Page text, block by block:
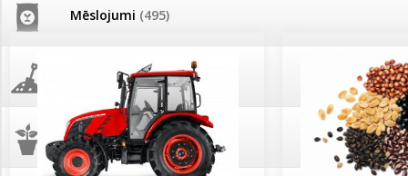
Mēslojumi (495)
Augsne, kūdra, mulča
Podi un kasetes(646)
26.05. Vebinārs - Kā ierobežot
gliemežus piemājas dārzā un
Darba laiks Līgo svētkos
Ūdens piemērotības noteikšana
AKCIJAS komplekts -
frontālais iekrāvējs
mulčieris + piekabe
AKCIJAS komplekts -
frēze + mulčieris